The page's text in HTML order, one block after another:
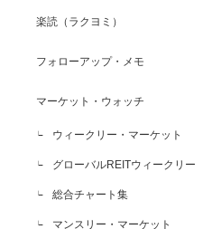
楽読（ラクヨミ）
フォローアップ・メモ
マーケット・ウォッチ
ウィークリー・マーケット
グローバルREITウィークリー
総合チャート集
マンスリー・マーケット